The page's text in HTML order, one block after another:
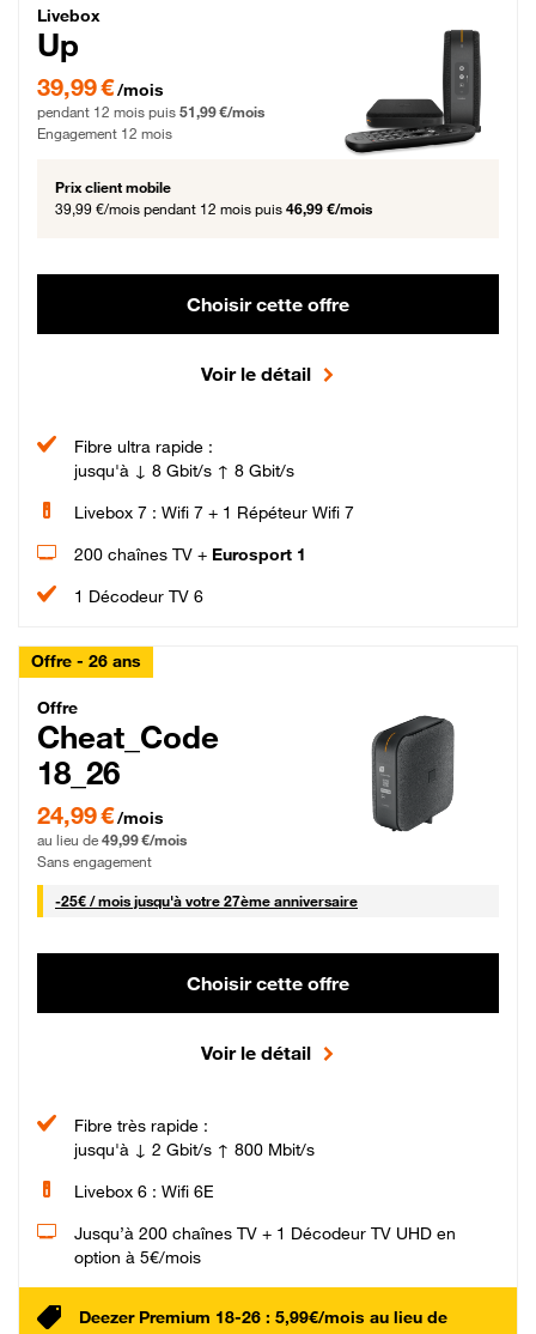
Livebox Up Fibre
Livebox
Up
39,99 € par mois pendant 12 mois puis 51,99 € par mois, Engagement 12 mois
39,99 €/mois
pendant 12 mois puis 51,99 €/mois
Engagement 12 mois
Prix client mobile
39,99 €/mois pendant 12 mois puis 46,99 €/mois
Choisir cette offre
Voir le détail
Fibre ultra rapide :
jusqu'à ↓ 8 Gbit/s ↑ 8 Gbit/s
Livebox 7 : Wifi 7 + 1 Répéteur Wifi 7
200 chaînes TV + Eurosport 1
1 Décodeur TV 6
Offre - 26 ans
Cheat_Code Fibre_18_26
Offre
Cheat_Code
18_26
24,99 € par mois pendant 0 mois puis 49,99 € par mois, Sans engagement
24,99 €/mois
au lieu de 49,99 €/mois
Sans engagement
-25€ / mois25 € par mois
jusqu'à votre 27ème anniversaire
Choisir cette offre
Voir le détail
Fibre très rapide :
jusqu'à ↓ 2 Gbit/s ↑ 800 Mbit/s
Livebox 6 : Wifi 6E
Jusqu’à 200 chaînes TV + 1 Décodeur TV UHD en
option à 5€/mois
Deezer Premium 18-26 : 5,99€/mois au lieu de